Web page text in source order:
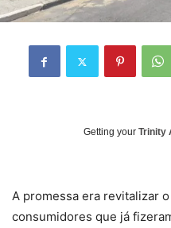
Getting your Trinity
A promessa era revitalizar
consumidores que já